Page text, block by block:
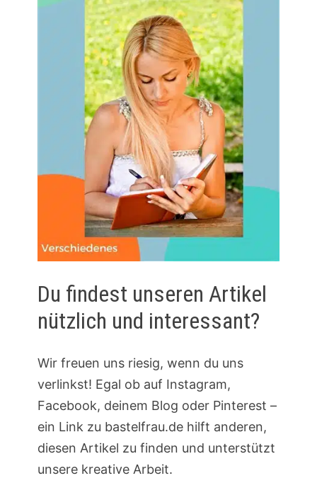
Du findest unseren Artikel
nützlich und interessant?
Wir freuen uns riesig, wenn du uns
verlinkst! Egal ob auf Instagram,
Facebook, deinem Blog oder Pinterest –
ein Link zu bastelfrau.de hilft anderen,
diesen Artikel zu finden und unterstützt
unsere kreative Arbeit.